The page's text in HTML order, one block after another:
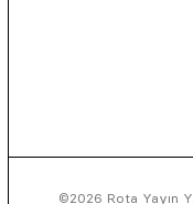
©2026 Rota Yayın